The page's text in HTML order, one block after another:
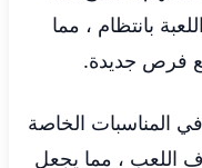
بانتظام ، مما
فرص جديدة.
المناسبات الخاصة
اللعب ، مما يجعل